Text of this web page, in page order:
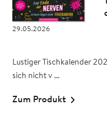
29.05.2026
Lustiger Tischkalender
sich nicht v ...
Zum Produkt